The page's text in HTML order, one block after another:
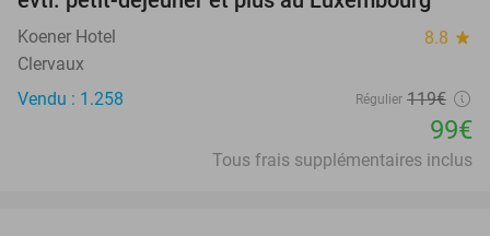
Koener Hotel 8.8 star
Clervaux
Vendu : 1.258
Régulier 119€
99€
Tous frais supplémentaires inclus